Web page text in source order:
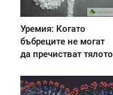
Уремия: Когато
бъбреците не могат
да пречистват тялото